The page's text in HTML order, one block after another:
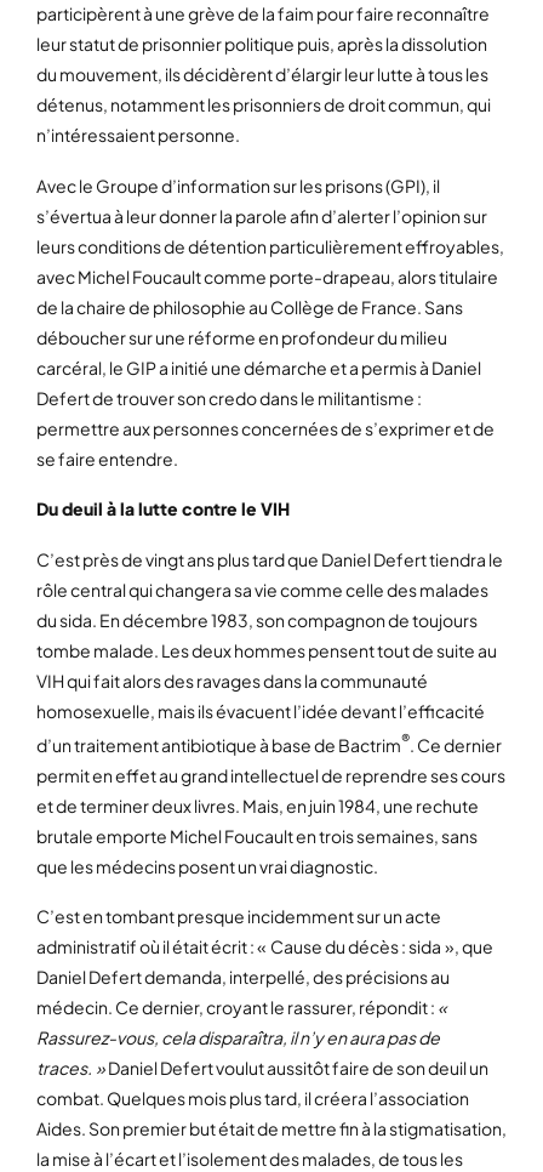
participèrent à une grève de la faim pour faire reconnaître
leur statut de prisonnier politique puis, après la dissolution
du mouvement, ils décidèrent d’élargir leur lutte à tous les
détenus, notamment les prisonniers de droit commun, qui
n’intéressaient personne.
Avec le Groupe d’information sur les prisons (GPI), il
s’évertua à leur donner la parole afin d’alerter l’opinion sur
leurs conditions de détention particulièrement effroyables,
avec Michel Foucault comme porte-drapeau, alors titulaire
de la chaire de philosophie au Collège de France. Sans
déboucher sur une réforme en profondeur du milieu
carcéral, le GIP a initié une démarche et a permis à Daniel
Defert de trouver son credo dans le militantisme :
permettre aux personnes concernées de s’exprimer et de
se faire entendre.
Du deuil à la lutte contre le VIH
C’est près de vingt ans plus tard que Daniel Defert tiendra le
rôle central qui changera sa vie comme celle des malades
du sida. En décembre 1983, son compagnon de toujours
tombe malade. Les deux hommes pensent tout de suite au
VIH qui fait alors des ravages dans la communauté
homosexuelle, mais ils évacuent l’idée devant l’efficacité
d’un traitement antibiotique à base de Bactrim®. Ce dernier
permit en effet au grand intellectuel de reprendre ses cours
et de terminer deux livres. Mais, en juin 1984, une rechute
brutale emporte Michel Foucault en trois semaines, sans
que les médecins posent un vrai diagnostic.
C’est en tombant presque incidemment sur un acte
administratif où il était écrit : « Cause du décès : sida », que
Daniel Defert demanda, interpellé, des précisions au
médecin. Ce dernier, croyant le rassurer, répondit : «
Rassurez-vous, cela disparaîtra, il n’y en aura pas de
traces. »Daniel Defert voulut aussitôt faire de son deuil un
combat. Quelques mois plus tard, il créera l’association
Aides. Son premier but était de mettre fin à la stigmatisation,
la mise à l’écart et l’isolement des malades, de tous les